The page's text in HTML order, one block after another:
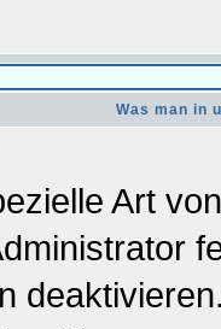
Was man in
Art